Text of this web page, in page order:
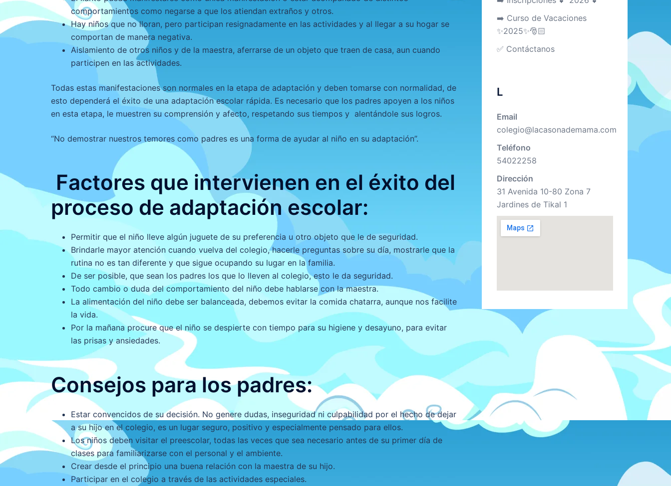
comportamientos como negarse a que los atiendan extraños y otros.
Hay niños que no lloran, pero participan resignadamente en las actividades y al llegar a su hogar se
comportan de manera negativa.
Aislamiento de otros niños y de la maestra, aferrarse de un objeto que traen de casa, aun cuando
participen en las actividades.
Todas estas manifestaciones son normales en la etapa de adaptación y deben tomarse con normalidad, de
esto dependerá el éxito de una adaptación escolar rápida. Es necesario que los padres apoyen a los niños
en esta etapa, le muestren su comprensión y afecto, respetando sus tiempos y alentándole sus logros.
“No demostrar nuestros temores como padres es una forma de ayudar al niño en su adaptación”.
Factores que intervienen en el éxito del
proceso de adaptación escolar:
Permitir que el niño lleve algún juguete de su preferencia u otro objeto que le de seguridad.
Brindarle mayor atención cuando vuelva del colegio, hacerle preguntas sobre su día, mostrarle que la
rutina no es tan diferente y que sigue ocupando su lugar en la familia.
De ser posible, que sean los padres los que lo lleven al colegio, esto le da seguridad.
Todo cambio o duda del comportamiento del niño debe hablarse con la maestra.
La alimentación del niño debe ser balanceada, debemos evitar la comida chatarra, aunque nos facilite
la vida.
Por la mañana procure que el niño se despierte con tiempo para su higiene y desayuno, para evitar
las prisas y ansiedades.
Consejos para los padres:
Estar convencidos de su decisión. No genere dudas, inseguridad ni culpabilidad por el hecho de dejar
a su hijo en el colegio, es un lugar seguro, positivo y especialmente pensado para ellos.
Los niños deben visitar el preescolar, todas las veces que sea necesario antes de su primer día de
clases para familiarizarse con el personal y el ambiente.
Crear desde el principio una buena relación con la maestra de su hijo.
Participar en el colegio a través de las actividades especiales.
➡️ Curso de Vacaciones
✨2025✨🎅🏻
✅ Contáctanos
L
Email
colegio@lacasonademama.com
Teléfono
54022258
Dirección
31 Avenida 10-80 Zona 7
Jardines de Tikal 1